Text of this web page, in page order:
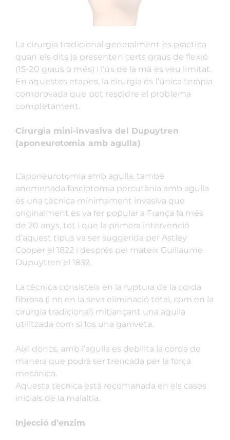
La cirurgia tradicional generalment es practica
quan els dits ja presenten certs graus de flexió
(15-20 graus o més) i l’ús de la mà es veu limitat.
En aquestes etapes, la cirurgia és l’única teràpia
comprovada que pot resoldre el problema
completament.
Cirurgia mini-invasiva del Dupuytren
(aponeurotomia amb agulla)
L’aponeurotomia amb agulla, també
anomenada fasciotomia percutània amb agulla
és una tècnica mínimament invasiva que
originalment es va fer popular a França fa més
de 20 anys, tot i que la primera intervenció
d’aquest tipus va ser suggerida per Astley
Cooper el 1822 i després pel mateix Guillaume
Dupuytren el 1832.
La tècnica consisteix en la ruptura de la corda
fibrosa (i no en la seva eliminació total, com en la
cirurgia tradicional) mitjançant una agulla
utilitzada com si fos una ganiveta.
Així doncs, amb l’agulla es debilita la corda de
manera que podrà ser trencada per la força
mecànica.
Aquesta tècnica està recomanada en els casos
inicials de la malaltia.
Injecció d’enzim